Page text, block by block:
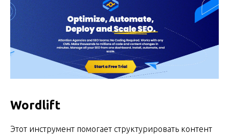
Wordlift
Этот инструмент помогает структурировать контент